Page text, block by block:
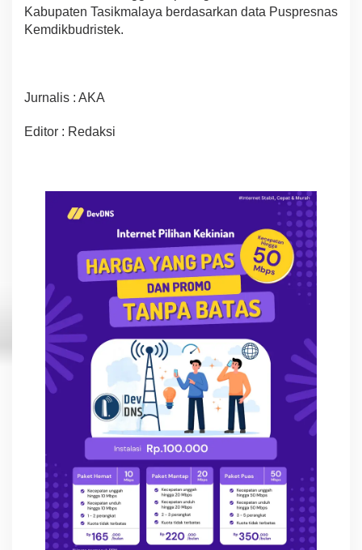
Kabupaten Tasikmalaya berdasarkan data Puspresnas
Kemdikbudristek.
Jurnalis : AKA
Editor : Redaksi